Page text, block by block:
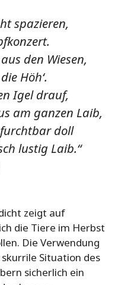
spazieren,
den Wiesen,
Höh‘.
Igel drauf,
am ganzen Laib,
doll
lustig Laib.“
zeigt auf
die Tiere im Herbst
Die Verwendung
Situation des
sicherlich ein